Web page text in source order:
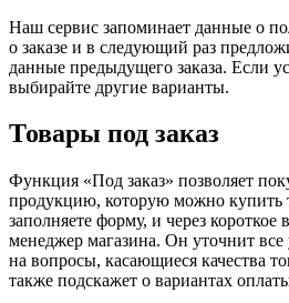
Наш сервис запоминает данные о
о заказе и в следующий раз
данные предыдущего заказа. Если
выбирайте другие варианты.
Товары под заказ
Функция «Под заказ» позволяет
продукцию, которую можно купить
заполняете форму, и через короткое
менеджер магазина. Он уточнит все
на вопросы, касающиеся качества
также подскажет о вариантах